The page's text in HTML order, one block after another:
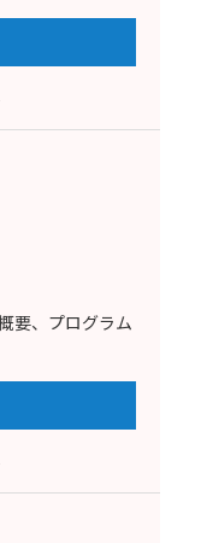
要、プログラム